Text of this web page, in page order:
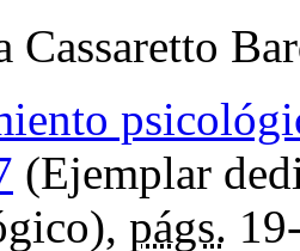
Cassaretto
(Ejemplar
págs.